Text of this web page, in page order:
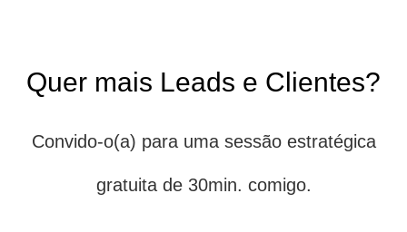
Quer mais Leads e Clientes?
Convido-o(a) para uma sessão estratégica
gratuita de 30min. comigo.